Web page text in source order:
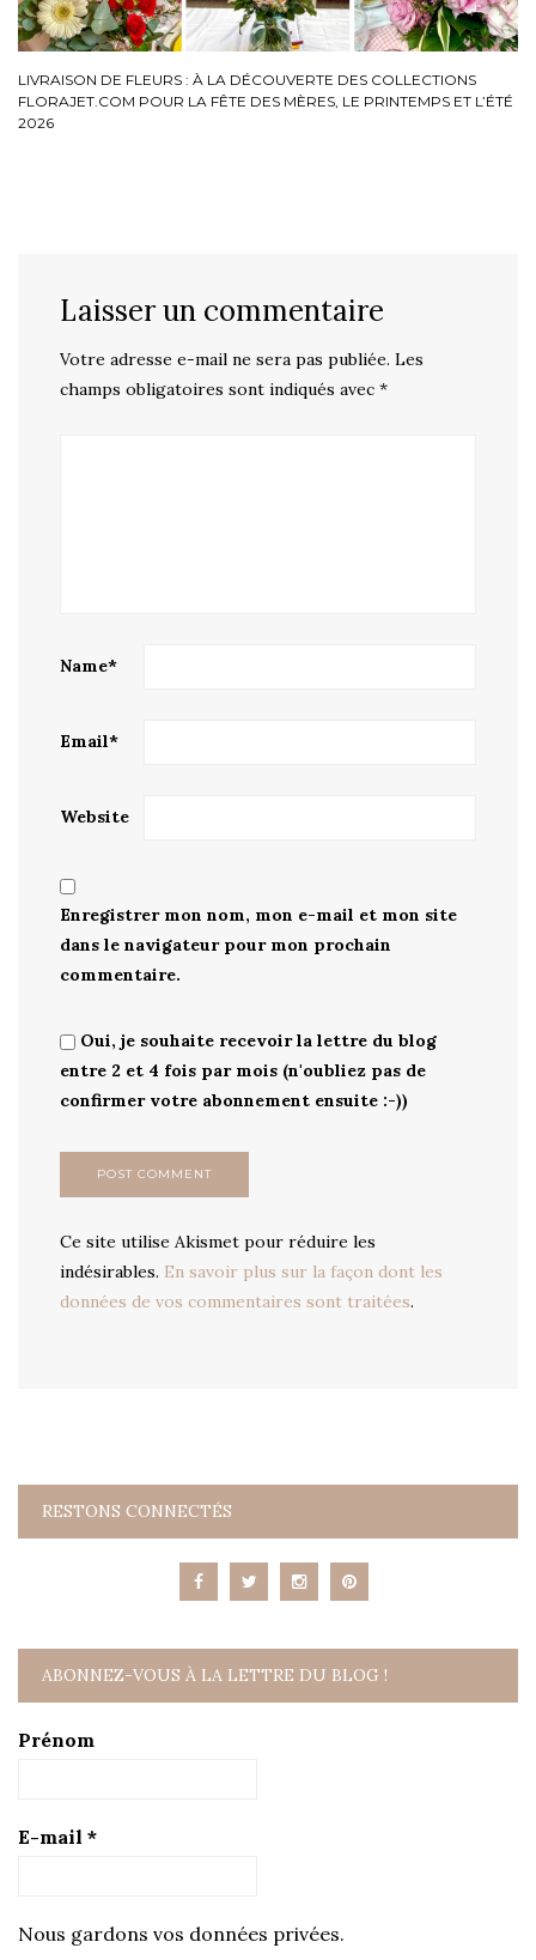
LIVRAISON DE FLEURS : À LA DÉCOUVERTE DES COLLECTIONS
FLORAJET.COM POUR LA FÊTE DES MÈRES, LE PRINTEMPS ET L’ÉTÉ
2026
Laisser un commentaire
Votre adresse e-mail ne sera pas publiée. Les
champs obligatoires sont indiqués avec *
Name*
Email*
Website
Enregistrer mon nom, mon e-mail et mon site
dans le navigateur pour mon prochain
commentaire.
Oui, je souhaite recevoir la lettre du blog
entre 2 et 4 fois par mois (n'oubliez pas de
confirmer votre abonnement ensuite :-))
Ce site utilise Akismet pour réduire les
indésirables. En savoir plus sur la façon dont les
données de vos commentaires sont traitées.
RESTONS CONNECTÉS
ABONNEZ-VOUS À LA LETTRE DU BLOG !
Prénom
E-mail *
Nous gardons vos données privées.